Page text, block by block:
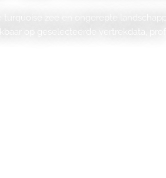
turquoise zee en ongerepte
op geselecteerde vertrekdata, prof